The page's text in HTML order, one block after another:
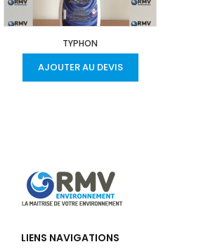
TYPHON
AJOUTER AU DEVIS
LIENS NAVIGATIONS